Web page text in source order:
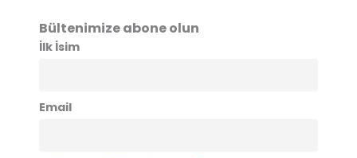
Bültenimize abone olun
İlk İsim
Email